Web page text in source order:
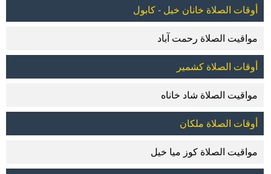
أوقات الصلاة خانان خيل - كابول
مواقيت الصلاة رحمت آباد
أوقات الصلاة كشمير
مواقيت الصلاة شاد خاناه
أوقات الصلاة ملكان
مواقيت الصلاة كوز ميا خيل